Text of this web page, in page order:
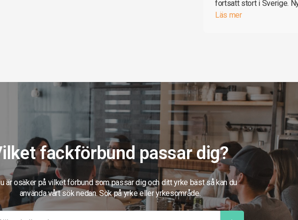
fortsatt stort i Sverige.
Läs mer
fackförbund passar dig?
är osäker på vilket förbund som passar dig och ditt yrke bäst så kan du
använda vårt sök nedan. Sök på yrke eller yrkesområde.